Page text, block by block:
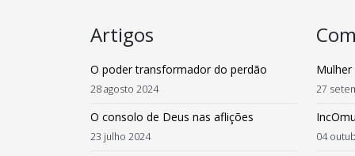
Artigos
O poder transformador do perdão
28 agosto 2024
O consolo de Deus nas aflições
23 julho 2024
27
04